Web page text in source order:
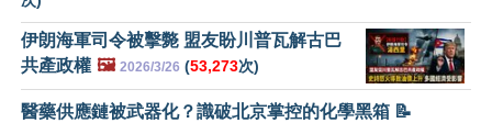
伊朗海軍司令被擊斃 盟友盼川普瓦解古巴
共產政權 🖼️ 2026/3/26 (53,273次)
醫藥供應鏈被武器化？識破北京掌控的化學黑箱 📝